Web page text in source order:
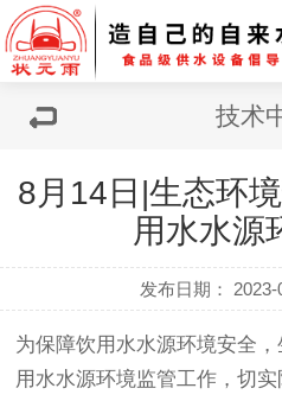
技术
8月14日|生态环
用水水源
发布日期： 2023-
为保障饮用水水源环境安全
用水水源环境监管工作，切